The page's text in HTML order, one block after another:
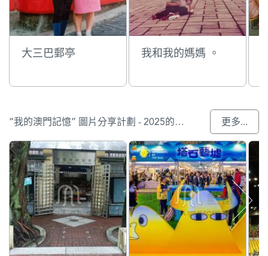
大三巴郵亭 我和我的媽媽 。
“我的澳門記憶” 圖片分享計劃 - 2025的參與作品 更多...